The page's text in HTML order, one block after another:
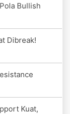
Bullish
Dibreak!
Kuat,